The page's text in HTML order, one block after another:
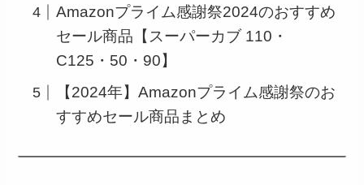
Amazonプライム感謝祭2024のおすすめ
セール商品【スーパーカブ 110・
C125・50・90】
【2024年】Amazonプライム感謝祭のお
すすめセール商品まとめ